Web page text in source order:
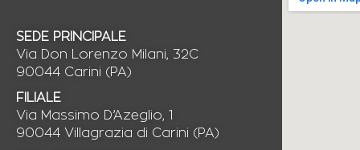
SEDE PRINCIPALE
Via Don Lorenzo Milani, 32C
90044 Carini (PA)
FILIALE
Via Massimo D’Azeglio, 1
90044 Villagrazia di Carini (PA)